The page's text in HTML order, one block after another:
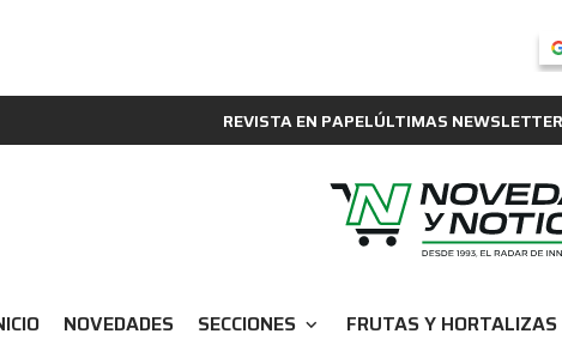
REVISTA EN PAPELÚLTIMAS
NOVEDADES SECCIONES expand_more FRUTAS Y HORTALIZAS